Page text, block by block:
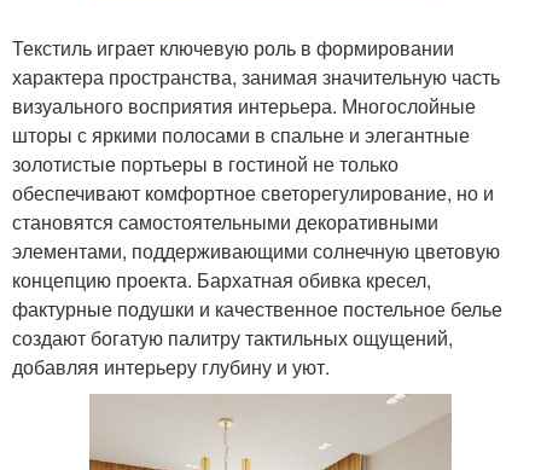
Текстиль играет ключевую роль в формировании
характера пространства, занимая значительную часть
визуального восприятия интерьера. Многослойные
шторы с яркими полосами в спальне и элегантные
золотистые портьеры в гостиной не только
обеспечивают комфортное светорегулирование, но и
становятся самостоятельными декоративными
элементами, поддерживающими солнечную цветовую
концепцию проекта. Бархатная обивка кресел,
фактурные подушки и качественное постельное белье
создают богатую палитру тактильных ощущений,
добавляя интерьеру глубину и уют.